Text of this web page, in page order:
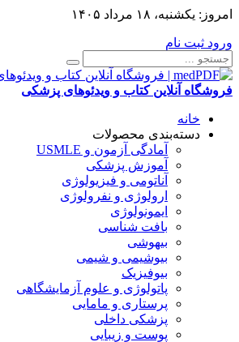
امروز: یکشنبه، ۱۸ مرداد ۱۴۰۵
ورود ثبت نام
فروشگاه آنلاین کتاب و ویدئوهای پزشکی
خانه
دسته‌بندی محصولات
آمادگی آزمون و USMLE
آموزش پزشکی
آناتومی و فیزیولوژی
ارولوژی و نفرولوژی
ایمونولوژی
بافت شناسی
بیهوشی
بیوشیمی و شیمی
بیوفیزیک
پاتولوژی و علوم آزمایشگاهی
پرستاری و مامایی
پزشکی داخلی
پوست و زیبایی